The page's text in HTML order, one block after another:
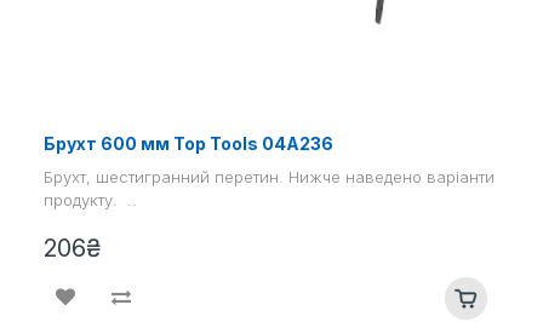
Брухт 600 мм Top Tools 04A236
Брухт, шестигранний перетин. Нижче наведено варіанти
продукту. ..
206₴